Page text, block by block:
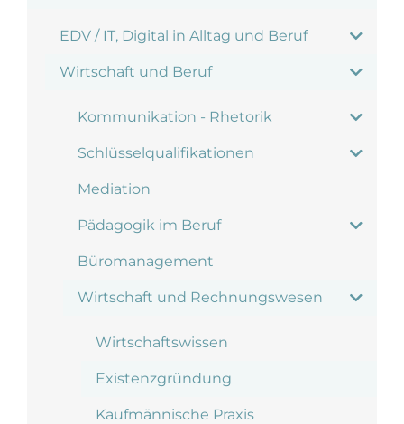
EDV / IT, Digital in Alltag und Beruf
Wirtschaft und Beruf
Kommunikation - Rhetorik
Schlüsselqualifikationen
Mediation
Pädagogik im Beruf
Büromanagement
Wirtschaft und Rechnungswesen
Wirtschaftswissen
Existenzgründung
Kaufmännische Praxis